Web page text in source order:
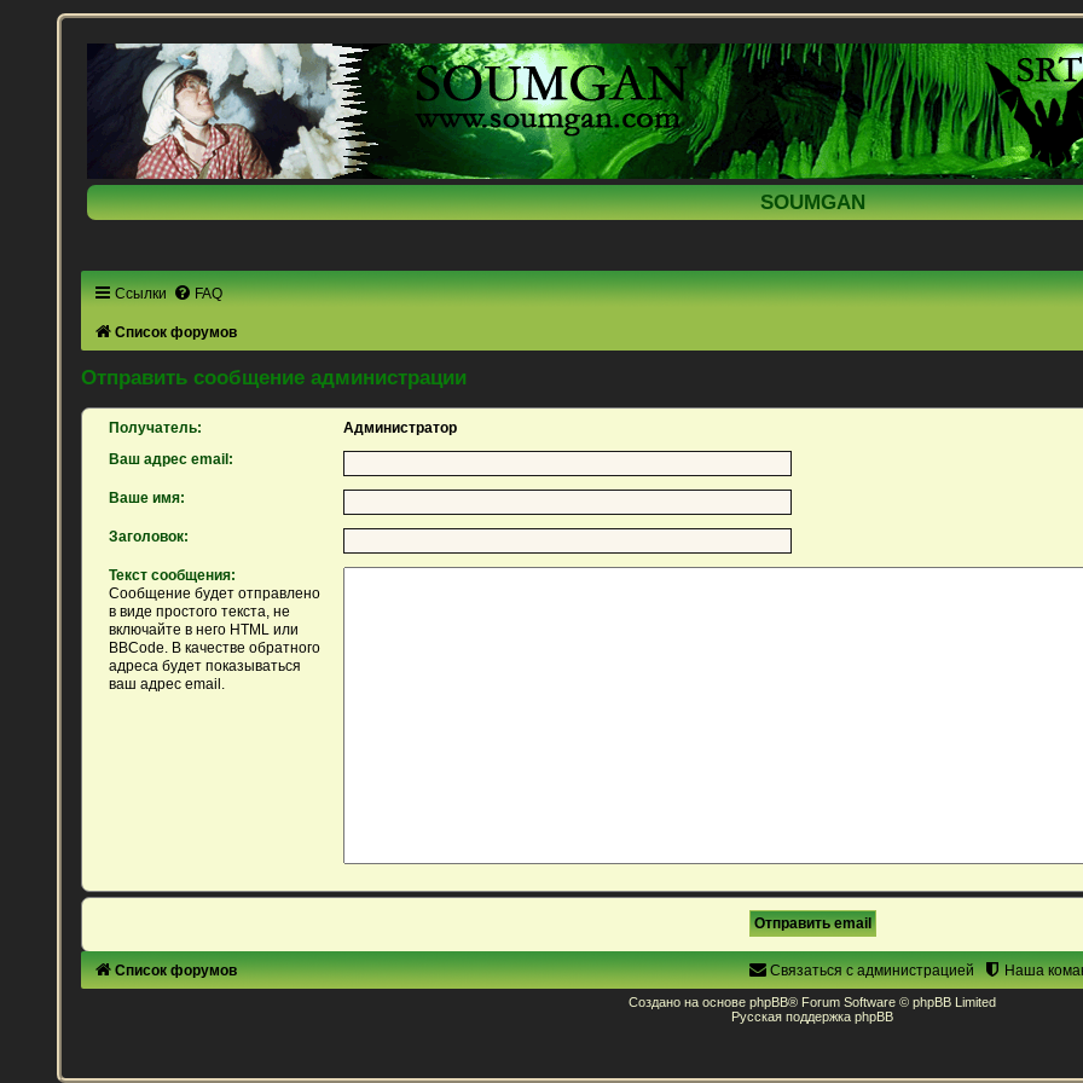
SOUMGAN
Ссылки FAQ
Список форумов
Отправить сообщение администрации
Получатель:
Администратор
Ваш адрес email:
Ваше имя:
Заголовок:
Текст сообщения:
Сообщение будет отправлено
в виде простого текста, не
включайте в него HTML или
BBCode. В качестве обратного
адреса будет показываться
ваш адрес email.
Список форумов Наша
Связаться с администрацией
Создано на основе phpBB® Forum Software © phpBB Limited
Русская поддержка phpBB